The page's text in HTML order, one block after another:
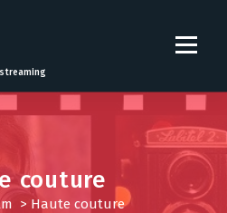
couture
> Haute couture